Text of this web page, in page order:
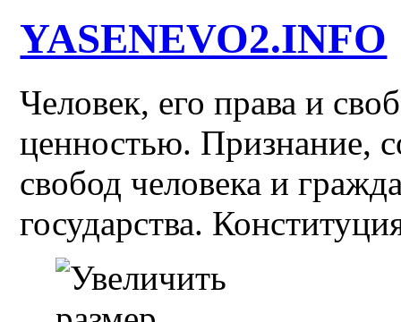
YASENEVO2.INFO
Человек, его права и
ценностью. Признание,
свобод человека и
государства.